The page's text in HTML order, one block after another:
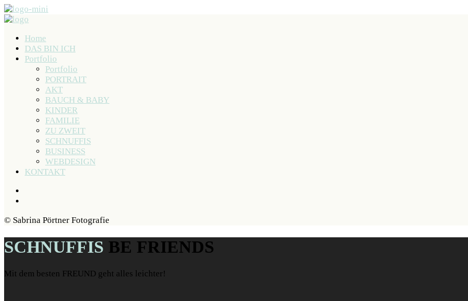
Home
DAS BIN ICH
Portfolio
Portfolio
PORTRAIT
AKT
BAUCH & BABY
KINDER
FAMILIE
ZU ZWEIT
SCHNUFFIS
BUSINESS
WEBDESIGN
KONTAKT
© Sabrina Pörtner Fotografie
SCHNUFFIS BE FRIENDS
Mit dem besten FREUND geht alles leichter!